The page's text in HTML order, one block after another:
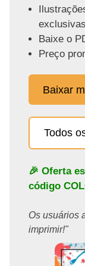
exclusivas
Baixe o
Preço
Baixar
Todos
🎉 Oferta
código
Os usuários
imprimir!"